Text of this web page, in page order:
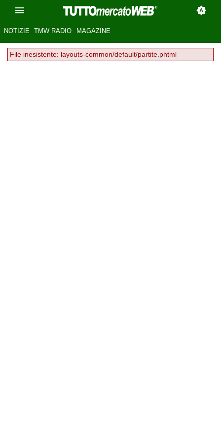
NOTIZIE TMW RADIO MAGAZINE
File inesistente: layouts-common/default/partite.phtml